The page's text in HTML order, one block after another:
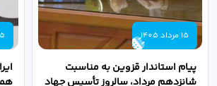
15 مرداد 1405
پیام استاندار قزوین به مناسبت
شانزدهم مرداد، سالروز تأسیس جهاد
15